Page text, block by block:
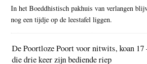
In het Boeddhistisch pakhuis van verlangen
nog een tijdje op de leestafel liggen.
De Poortloze Poort voor nitwits, koan 17
die drie keer zijn bediende riep